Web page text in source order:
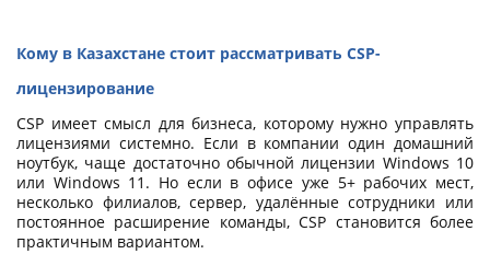
Кому в Казахстане стоит рассматривать CSP-
лицензирование
CSP имеет смысл для бизнеса, которому нужно управлять
лицензиями системно. Если в компании один домашний
ноутбук, чаще достаточно обычной лицензии Windows 10
или Windows 11. Но если в офисе уже 5+ рабочих мест,
несколько филиалов, сервер, удалённые сотрудники или
постоянное расширение команды, CSP становится более
практичным вариантом.